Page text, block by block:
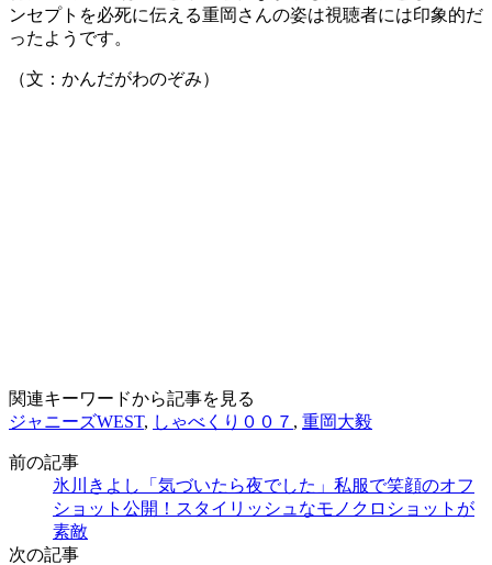
ンセプトを必死に伝える重岡さんの姿は視聴者には印象的だ
ったようです。
（文：かんだがわのぞみ）
関連キーワードから記事を見る
ジャニーズWEST, しゃべくり００７ , 重岡大毅
前の記事
氷川きよし「気づいたら夜でした」私服で笑顔のオフ
ショット公開！スタイリッシュなモノクロショットが
素敵
次の記事